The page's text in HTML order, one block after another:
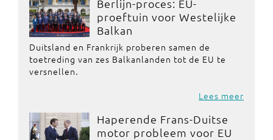
Berlijn-proces: EU-
proeftuin voor Westelijke
Balkan
Duitsland en Frankrijk proberen samen de
toetreding van zes Balkanlanden tot de EU te
versnellen.
Lees meer
Haperende Frans-Duitse
motor probleem voor EU